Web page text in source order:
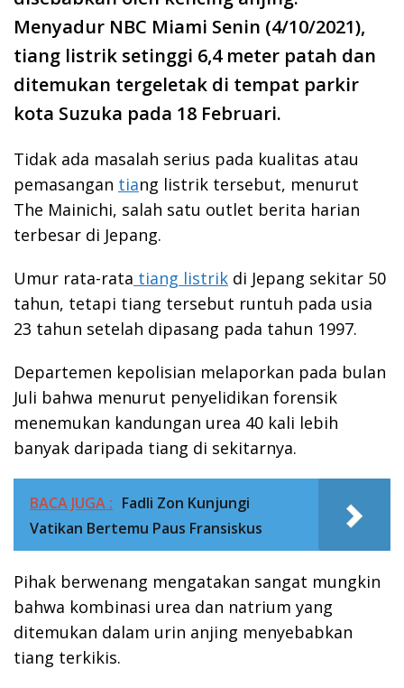
Menyadur NBC Miami Senin (4/10/2021),
tiang listrik setinggi 6,4 meter patah dan
ditemukan tergeletak di tempat parkir
kota Suzuka pada 18 Februari.
Tidak ada masalah serius pada kualitas atau
pemasangan tiang listrik tersebut, menurut
The Mainichi, salah satu outlet berita harian
terbesar di Jepang.
Umur rata-rata tiang listrik di Jepang sekitar 50
tahun, tetapi tiang tersebut runtuh pada usia
23 tahun setelah dipasang pada tahun 1997.
Departemen kepolisian melaporkan pada bulan
Juli bahwa menurut penyelidikan forensik
menemukan kandungan urea 40 kali lebih
banyak daripada tiang di sekitarnya.
BACA JUGA : Fadli Zon Kunjungi
Vatikan Bertemu Paus Fransiskus
Pihak berwenang mengatakan sangat mungkin
bahwa kombinasi urea dan natrium yang
ditemukan dalam urin anjing menyebabkan
tiang terkikis.